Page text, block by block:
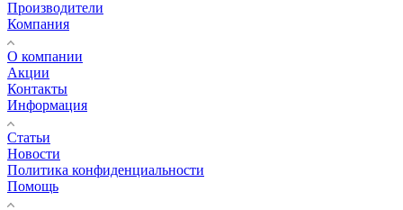
Производители
Компания
О компании
Акции
Контакты
Информация
Статьи
Новости
Политика конфиденциальности
Помощь